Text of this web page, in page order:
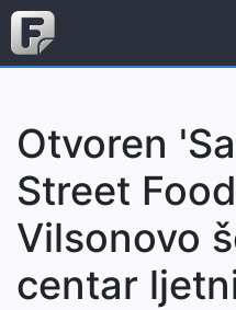
Otvoren
Street
Vilsonovo
centar